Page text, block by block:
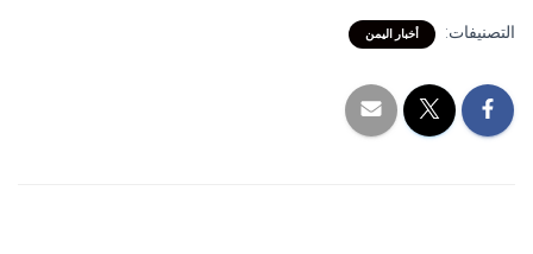
التصنيفات: أخبار اليمن